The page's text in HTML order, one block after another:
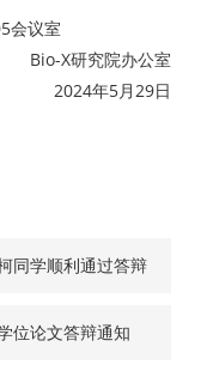
会议室
Bio-X研究院办公室
2024年5月29日
同学顺利通过答辩
位论文答辩通知